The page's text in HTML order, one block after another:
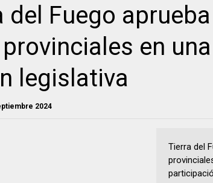
del Fuego
provinciales en
legislativa
2024
Tierra del